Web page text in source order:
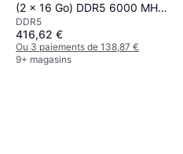
(2 x 16 Go) DDR5 6000 MHz
CL36
DDR5
416,62 €
Ou 3 paiements de 138,87 €
9+ magasins